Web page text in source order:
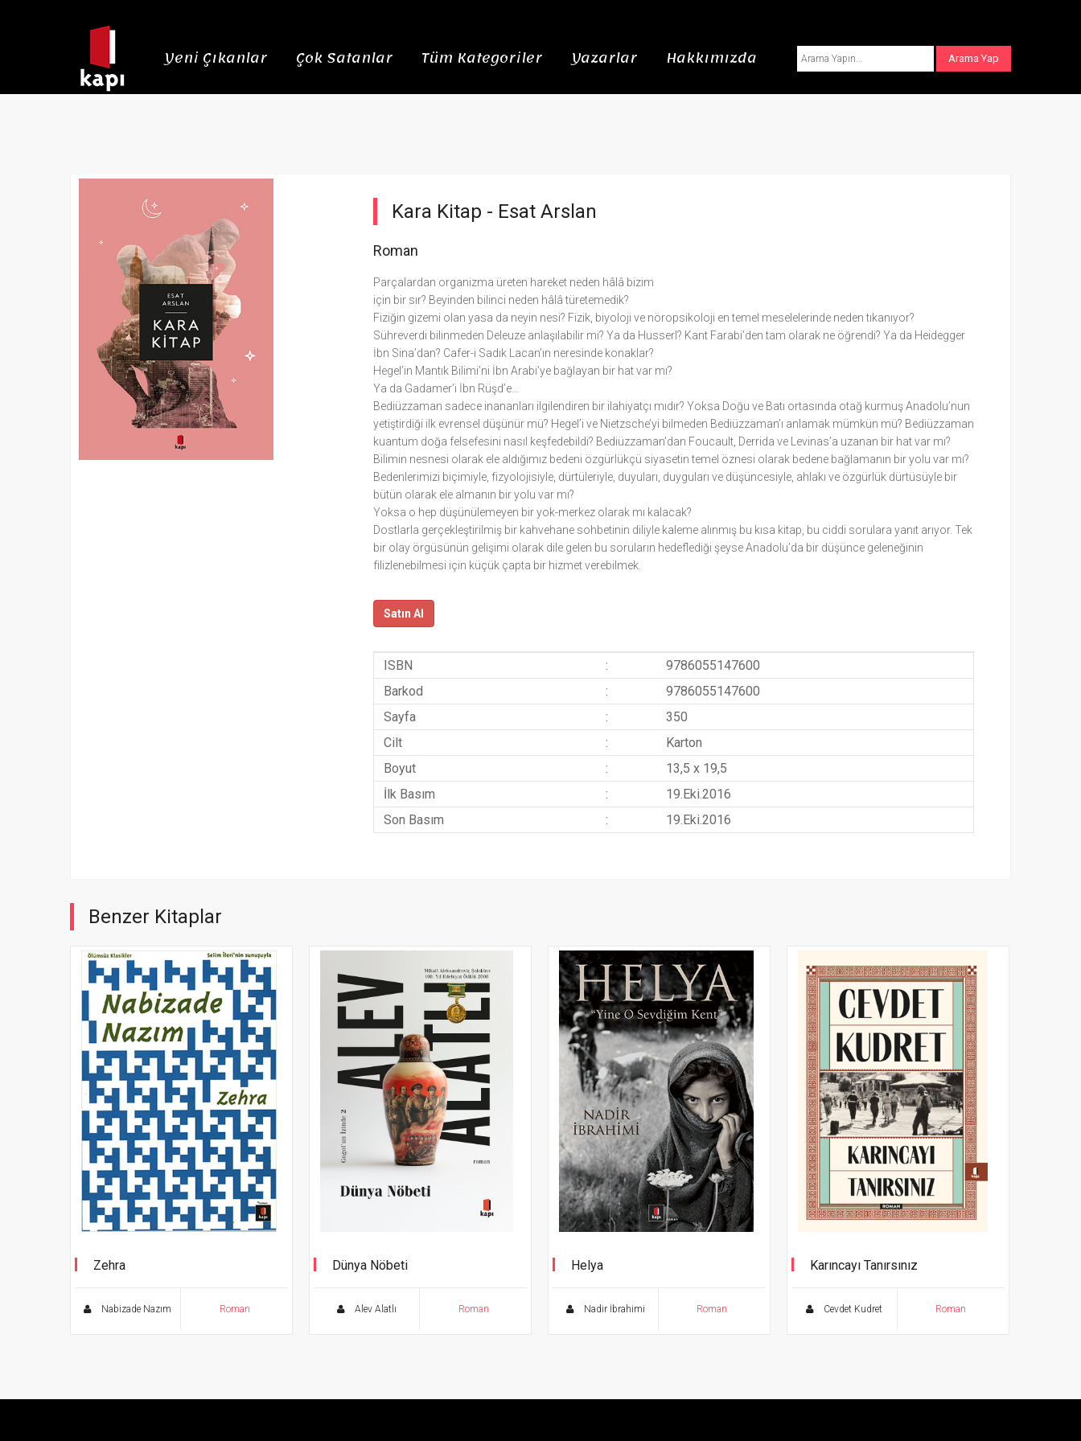
Yeni Çıkanlar Çok Satanlar Tüm Kategoriler Yazarlar Hakkımızda
Kara Kitap - Esat Arslan
Roman
Parçalardan organizma üreten hareket neden hâlâ bizim
için bir sır? Beyinden bilinci neden hâlâ türetemedik?
Fiziğin gizemi olan yasa da neyin nesi? Fizik, biyoloji ve nöropsikoloji en temel meselelerinde neden tıkanıyor?
Sühreverdi bilinmeden Deleuze anlaşılabilir mi? Ya da Husserl? Kant Farabi’den tam olarak ne öğrendi? Ya da Heidegger
İbn Sina’dan? Cafer-i Sadık Lacan’ın neresinde konaklar?
Hegel’in Mantık Bilimi’ni İbn Arabi’ye bağlayan bir hat var mı?
Ya da Gadamer’i İbn Rüşd’e…
Bediüzzaman sadece inananları ilgilendiren bir ilahiyatçı mıdır? Yoksa Doğu ve Batı ortasında otağ kurmuş Anadolu’nun
yetiştirdiği ilk evrensel düşünür mü? Hegel’i ve Nietzsche’yi bilmeden Bediüzzaman’ı anlamak mümkün mü? Bediüzzaman
kuantum doğa felsefesini nasıl keşfedebildi? Bediüzzaman’dan Foucault, Derrida ve Levinas’a uzanan bir hat var mı?
Bilimin nesnesi olarak ele aldığımız bedeni özgürlükçü siyasetin temel öznesi olarak bedene bağlamanın bir yolu var mı?
Bedenlerimizi biçimiyle, fizyolojisiyle, dürtüleriyle, duyuları, duyguları ve düşüncesiyle, ahlakı ve özgürlük dürtüsüyle bir
bütün olarak ele almanın bir yolu var mı?
Yoksa o hep düşünülemeyen bir yok-merkez olarak mı kalacak?
Dostlarla gerçekleştirilmiş bir kahvehane sohbetinin diliyle kaleme alınmış bu kısa kitap, bu ciddi sorulara yanıt arıyor. Tek
bir olay örgüsünün gelişimi olarak dile gelen bu soruların hedeflediği şeyse Anadolu’da bir düşünce geleneğinin
filizlenebilmesi için küçük çapta bir hizmet verebilmek.
Satın Al
ISBN :
9786055147600
Barkod
:
9786055147600
Sayfa
:
350
Cilt
:
Karton
Boyut
:
13,5 x 19,5
İlk Basım
:
19.Eki.2016
Son Basım
: 19.Eki.2016
Benzer Kitaplar
Zehra
Nabizade Nazım Roman
Dünya Nöbeti
Alev Alatlı Roman
Helya
Nadir İbrahimi Roman
Karıncayı Tanırsınız
Cevdet Kudret Roman